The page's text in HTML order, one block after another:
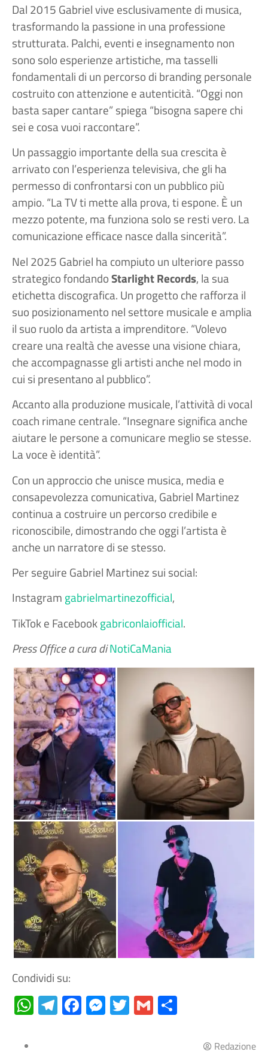
Dal 2015 Gabriel vive esclusivamente di musica,
trasformando la passione in una professione
strutturata. Palchi, eventi e insegnamento non
sono solo esperienze artistiche, ma tasselli
fondamentali di un percorso di branding personale
costruito con attenzione e autenticità. “Oggi non
basta saper cantare” spiega “bisogna sapere chi
sei e cosa vuoi raccontare”.
Un passaggio importante della sua crescita è
arrivato con l’esperienza televisiva, che gli ha
permesso di confrontarsi con un pubblico più
ampio. “La TV ti mette alla prova, ti espone. È un
mezzo potente, ma funziona solo se resti vero. La
comunicazione efficace nasce dalla sincerità”.
Nel 2025 Gabriel ha compiuto un ulteriore passo
strategico fondandoStarlight Records, la sua
etichetta discografica. Un progetto che rafforza il
suo posizionamento nel settore musicale e amplia
il suo ruolo da artista a imprenditore. “Volevo
creare una realtà che avesse una visione chiara,
che accompagnasse gli artisti anche nel modo in
cui si presentano al pubblico”.
Accanto alla produzione musicale, l’attività di vocal
coach rimane centrale. “Insegnare significa anche
aiutare le persone a comunicare meglio se stesse.
La voce è identità”.
Con un approccio che unisce musica, media e
consapevolezza comunicativa, Gabriel Martinez
continua a costruire un percorso credibile e
riconoscibile, dimostrando che oggi l’artista è
anche un narratore di se stesso.
Per seguire Gabriel Martinez sui social:
Instagram gabrielmartinezofficial,
TikTok e Facebookgabriconlaiofficial.
Press Office a cura diNotiCaMania
Condividi su:
WhatsApp
Telegram
Facebook
Messenger
Twitter
Gmail
Redazione